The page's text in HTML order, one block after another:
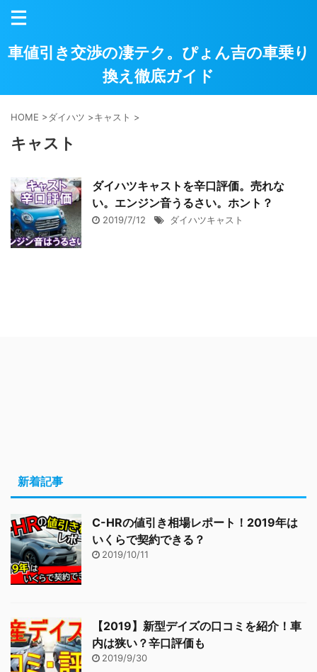
車値引き交渉の凄テク。ぴょん吉の車乗り
換え徹底ガイド
HOME >ダイハツ >キャスト >
キャスト
ダイハツキャストを辛口評価。売れな
い。エンジン音うるさい。ホント？
2019/7/12 ダイハツキャスト
新着記事
C-HRの値引き相場レポート！2019年は
いくらで契約できる？
2019/10/11
【2019】新型デイズの口コミを紹介！車
内は狭い？辛口評価も
2019/9/30